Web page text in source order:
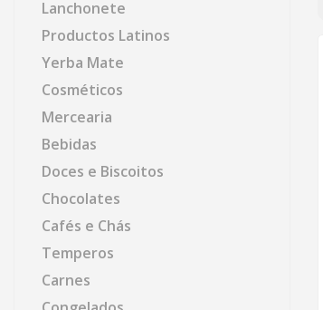
Lanchonete
Productos Latinos
Yerba Mate
Cosméticos
Mercearia
Bebidas
Doces e Biscoitos
Chocolates
Cafés e Chás
Temperos
Carnes